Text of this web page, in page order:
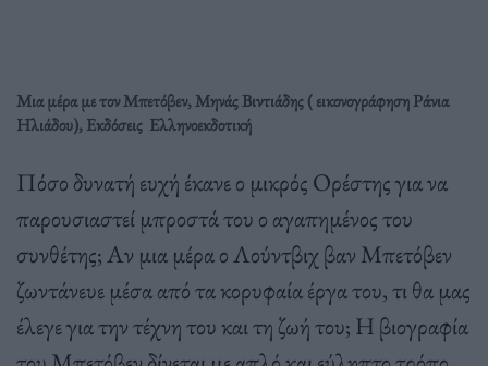
Μια μέρα με τον Μπετόβεν, Μηνάς Βιντιάδης ( εικονογράφηση Ράνια
Ηλιάδου), Εκδόσεις Ελληνοεκδοτική
Πόσο δυνατή ευχή έκανε ο μικρός Ορέστης για να
παρουσιαστεί μπροστά του ο αγαπημένος του
συνθέτης; Αν μια μέρα ο Λούντβιχ βαν Μπετόβεν
ζωντάνευε μέσα από τα κορυφαία έργα του, τι θα μας
έλεγε για την τέχνη του και τη ζωή του; Η βιογραφία